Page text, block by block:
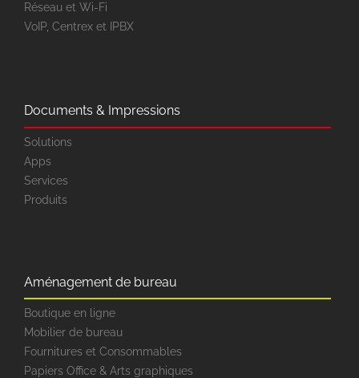
Réseau et Wi-Fi
VoIP, Centrex et IPBX
Documents & Impressions
Solutions
Apps
Services
Produits
Aménagement de bureau
Boutique en ligne
Mobilier de bureau
Fournitures et Consommables
Papiers Office & Arts graphiques